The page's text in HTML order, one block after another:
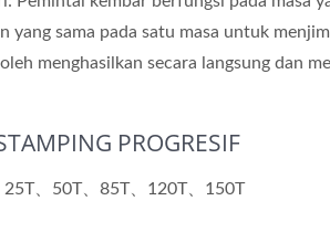
yang sama pada satu masa untuk
menghasilkan secara langsung dan
PROGRESIF
25T、50T、85T、120T、150T